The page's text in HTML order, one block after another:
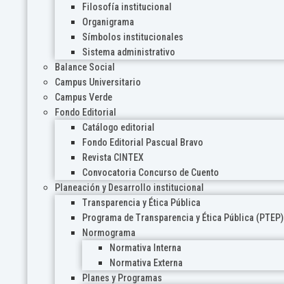
Filosofía institucional
Organigrama
Símbolos institucionales
Sistema administrativo
Balance Social
Campus Universitario
Campus Verde
Fondo Editorial
Catálogo editorial
Fondo Editorial Pascual Bravo
Revista CINTEX
Convocatoria Concurso de Cuento
Planeación y Desarrollo institucional
Transparencia y Ética Pública
Programa de Transparencia y Ética Pública (PTEP)
Normograma
Normativa Interna
Normativa Externa
Planes y Programas